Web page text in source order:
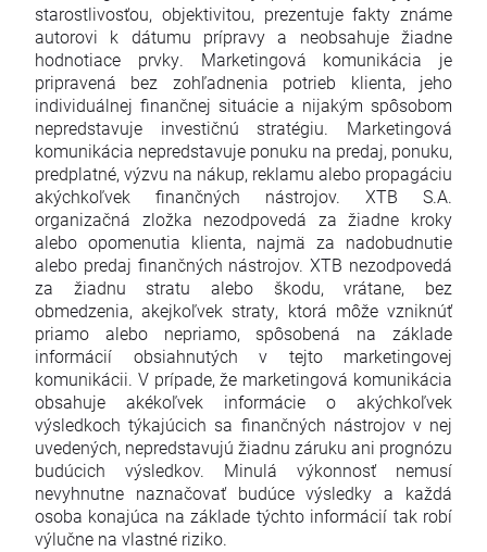
starostlivosťou, objektivitou, prezentuje fakty známe
autorovi k dátumu prípravy a neobsahuje žiadne
hodnotiace prvky. Marketingová komunikácia je
pripravená bez zohľadnenia potrieb klienta, jeho
individuálnej finančnej situácie a nijakým spôsobom
nepredstavuje investičnú stratégiu. Marketingová
komunikácia nepredstavuje ponuku na predaj, ponuku,
predplatné, výzvu na nákup, reklamu alebo propagáciu
akýchkoľvek finančných nástrojov. XTB S.A.
organizačná zložka nezodpovedá za žiadne kroky
alebo opomenutia klienta, najmä za nadobudnutie
alebo predaj finančných nástrojov. XTB nezodpovedá
za žiadnu stratu alebo škodu, vrátane, bez
obmedzenia, akejkoľvek straty, ktorá môže vzniknúť
priamo alebo nepriamo, spôsobená na základe
informácií obsiahnutých v tejto marketingovej
komunikácii. V prípade, že marketingová komunikácia
obsahuje akékoľvek informácie o akýchkoľvek
výsledkoch týkajúcich sa finančných nástrojov v nej
uvedených, nepredstavujú žiadnu záruku ani prognózu
budúcich výsledkov. Minulá výkonnosť nemusí
nevyhnutne naznačovať budúce výsledky a každá
osoba konajúca na základe týchto informácií tak robí
výlučne na vlastné riziko.